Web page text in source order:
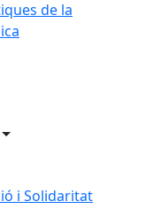
de la
i Solidaritat